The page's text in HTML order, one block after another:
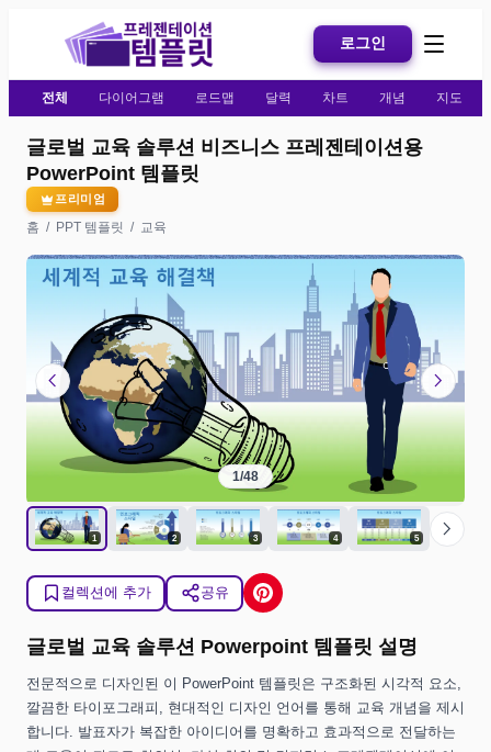
로그인
전체 다이어그램 로드맵 달력 차트 개념 지도
글로벌 교육 솔루션 비즈니스 프레젠테이션용
PowerPoint 템플릿
프리미엄
홈 / PPT 템플릿 / 교육
chevron_left chevron_right
1/48
1 2 3 4 5 chevron_right
컬렉션에 추가 공유
글로벌 교육 솔루션 Powerpoint 템플릿 설명
전문적으로 디자인된 이 PowerPoint 템플릿은 구조화된 시각적 요소,
깔끔한 타이포그래피, 현대적인 디자인 언어를 통해 교육 개념을 제시
합니다. 발표자가 복잡한 아이디어를 명확하고 효과적으로 전달하는